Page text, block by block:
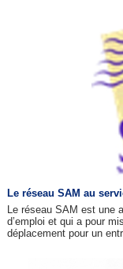
Le réseau SAM au
Le réseau SAM est une
d’emploi et qui a pour
déplacement pour un